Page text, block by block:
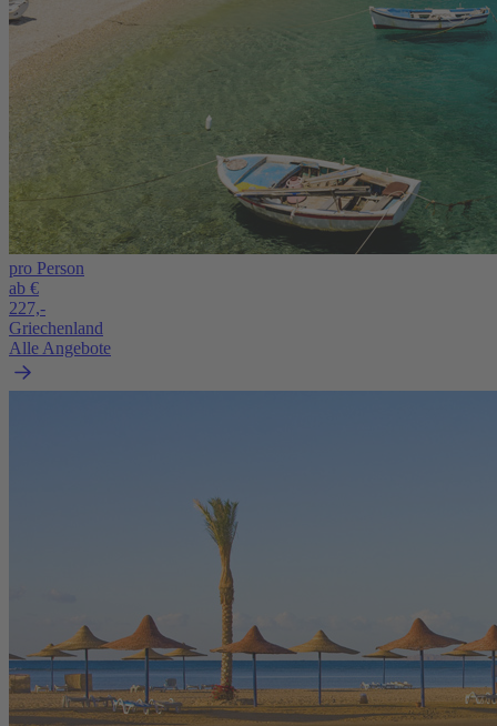
pro Person
ab €
227,-
Griechenland
Alle Angebote